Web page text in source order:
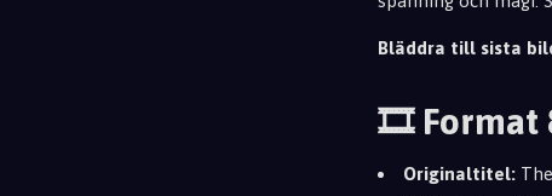
Bläddra till sista
🎞️ Format
Originaltitel: